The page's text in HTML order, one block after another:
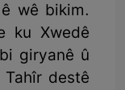
wê bikim.
ku Xwedê
giryanê û
destê